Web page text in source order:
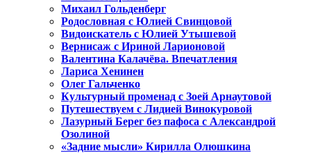
Михаил Гольденберг
Родословная с Юлией Свинцовой
Видоискатель с Юлией Утышевой
Вернисаж с Ириной Ларионовой
Валентина Калачёва. Впечатления
Лариса Хенинен
Олег Гальченко
Культурный променад с Зоей Арнаутовой
Путешествуем с Лидией Винокуровой
Лазурный Берег без пафоса с Александрой
Озолиной
«Задние мысли» Кирилла Олюшкина